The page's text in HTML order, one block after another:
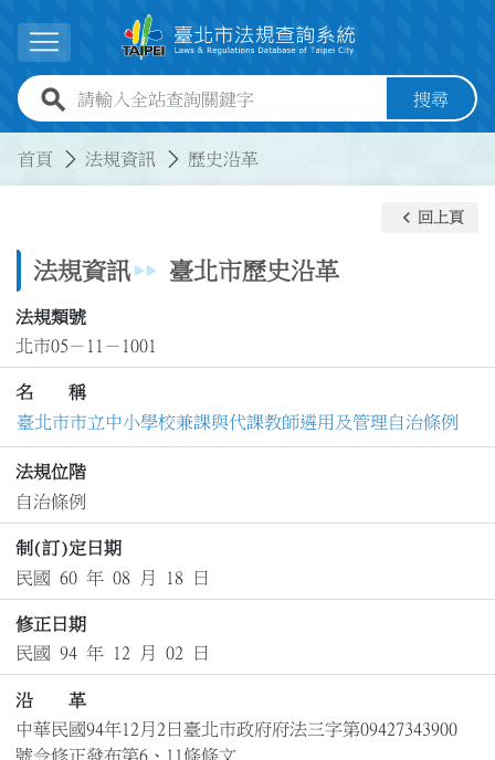
展開選單
全站查詢關鍵字欄位 搜尋
首頁 法規資訊 歷史沿革
法規資訊 臺北市歷史沿革
keyboard_arrow_left 回上頁
法規類號
北市05－11－1001
名 稱
臺北市市立中小學校兼課與代課教師遴用及管理自治條例
法規位階
自治條例
制(訂)定日期
民國 60 年 08 月 18 日
修正日期
民國 94 年 12 月 02 日
沿 革
中華民國94年12月2日臺北市政府府法三字第09427343900
號令修正發布第6、11條條文